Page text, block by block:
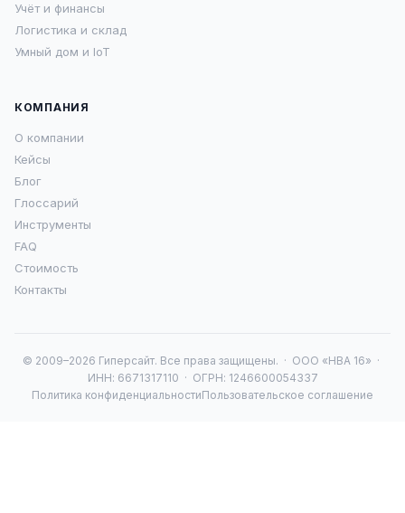
Учёт и финансы
Логистика и склад
Умный дом и IoT
КОМПАНИЯ
О компании
Кейсы
Блог
Глоссарий
Инструменты
FAQ
Стоимость
Контакты
© 2009–2026 Гиперсайт. Все права защищены. · ООО «НВА 16» ·
ИНН: 6671317110 · ОГРН: 1246600054337
Политика конфиденциальностиПользовательское соглашение